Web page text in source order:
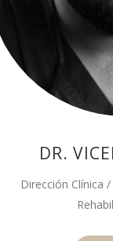
DR.
Dirección Clínica